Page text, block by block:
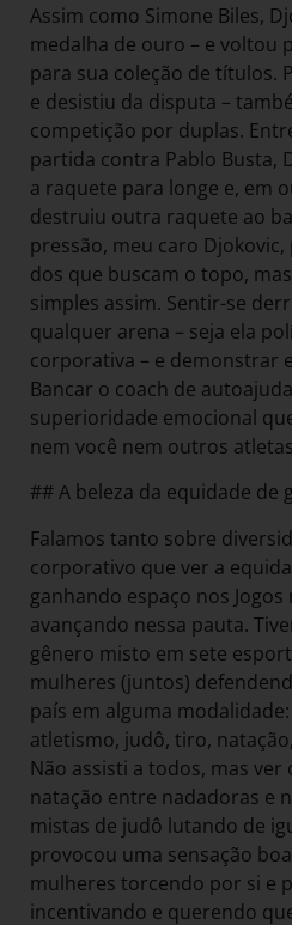
Assim como Simone Biles,
medalha de ouro – e voltou
para sua coleção de títulos.
e desistiu da disputa –
competição por duplas.
partida contra Pablo Busta,
a raquete para longe e, em
destruiu outra raquete ao
pressão, meu caro
dos que buscam o topo,
simples assim. Sentir-se
qualquer arena – seja ela
corporativa – e demonstrar
Bancar o coach de
superioridade emocional
nem você nem outros
## A beleza da equidade de
Falamos tanto sobre
corporativo que ver a
ganhando espaço nos
avançando nessa pauta.
gênero misto em sete
mulheres (juntos)
país em alguma
atletismo, judô, tiro,
Não assisti a todos, mas
natação entre nadadoras e
mistas de judô lutando de
provocou uma sensação
mulheres torcendo por si e
incentivando e querendo